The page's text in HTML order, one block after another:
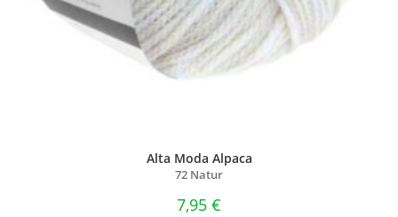
Alta Moda Alpaca
72 Natur
7,95 €